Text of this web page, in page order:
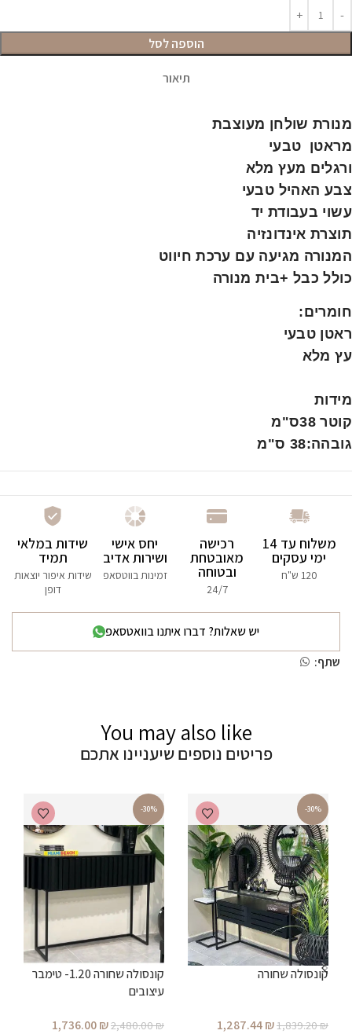
הוספה לסל
תיאור
מנורת שולחן מעוצבת
מראטן טבעי
ורגלים מעץ מלא
צבע האהיל טבעי
עשוי בעבודת יד
תוצרת אינדונזיה
המנורה מגיעה עם ערכת חיווט
כולל כבל +בית מנורה
חומרים:
ראטן טבעי
עץ מלא
מידות
קוטר 38ס"מ
גובהה:38 ס"מ
משלוח עד 14
ימי עסקים
120 ש"ח
רכישה
מאובטחת
ובטוחה
24/7
יחס אישי
ושירות אדיב
זמינות בווטסאפ
שידות במלאי
תמיד
שידות איפור יוצאות
דופן
יש שאלות? דברו איתנו בוואטסאפ
שתף:
You may also like
פריטים נוספים שיעניינו אתכם
-30%
קונסולה שחורה
1,839.20₪
1,287.44₪
-30%
קונסולה שחורה 1.20- טימבר
עיצובים
2,480.00₪
1,736.00₪